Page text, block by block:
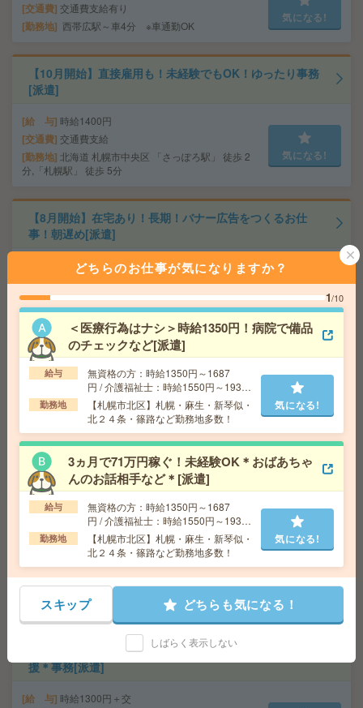
交通費 交通費支給有り
勤務地 西帯広駅～車4分 ※車通勤OK
気になる!
【10月開始】直接雇用も！未経験でもOK！ゆったり事務
[派遣]
給 与 時給1400円
交通費 交通費支給
勤務地 北海道 札幌市中央区 「さっぽろ駅」 徒歩 2
分,「札幌駅」 徒歩 5分
気になる!
【8月開始】在宅あり！長期！バナー広告をつくるお仕
事！朝遅め[派遣]
時給1300円 月収例 208,000円+残業代
交通費 全額支給
勤務地 大通駅徒歩5分、さっぽろ駅徒歩8分 ※おしゃ
れなオフィス！ベンチャーです！
気になる!
最大27名！10月！研修後完全在宅！大手×面接日程調整
[派遣]
給 与 時給1400円 月収例 217,000円+残業代 ◆
在宅手当（200円/日）支給あり♪
交通費 全額支給
勤務地
さっぽろ駅徒歩3分、札幌駅徒歩3分 ※駅直結
オフィス！駅直結！
気になる!
【中央区/駅チカ】時短も相談OK！土日休みの不動産事務
[派遣]
給 与 時給1300円
交通費 交通費支給
勤務地 北海道 札幌市中央区 「大通駅」 徒歩 2分
【50代～60代活躍】経験を活かす落着いた職場*補助金支
援＊事務[派遣]
給 与 時給1300円＋交
どちらのお仕事が気になりますか？
1/10
＜医療行為はナシ＞時給1350円！病院で備品
のチェックなど[派遣]
給与
無資格の方：時給1350円～1687
円 / 介護福祉士：時給1550円～1937
円 / 初任者以上：時給1450円～1812
円
勤務地
【札幌市北区】札幌・麻生・新琴似・
北２４条・篠路など勤務地多数！
気になる!
3ヵ月で71万円稼ぐ！未経験OK＊おばあちゃ
んのお話相手など＊[派遣]
給与
無資格の方：時給1350円～1687
円 / 介護福祉士：時給1550円～1937
円 / 初任者以上：時給1450円～1812
円
勤務地
【札幌市北区】札幌・麻生・新琴似・
北２４条・篠路など勤務地多数！
気になる!
スキップ どちらも気になる！
しばらく表示しない